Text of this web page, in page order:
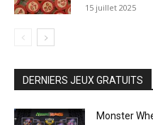
15 juillet 2025
DERNIERS JEUX GRATUITS
Monster